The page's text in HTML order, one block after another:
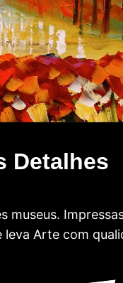
Detalhes
Arte com